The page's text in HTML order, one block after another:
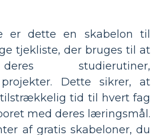
er dette en skabelon til
tjekliste, der bruges til at
studierutiner,
projekter. Dette sikrer, at
tid til hvert fag
med deres læringsmål.
af gratis skabeloner, du